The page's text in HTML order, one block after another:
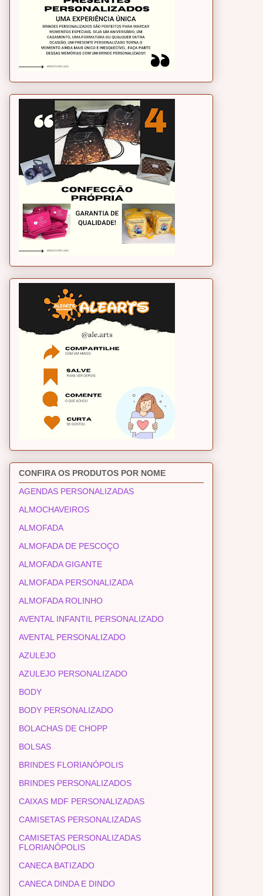
CONFIRA OS PRODUTOS POR NOME
AGENDAS PERSONALIZADAS
ALMOCHAVEIROS
ALMOFADA
ALMOFADA DE PESCOÇO
ALMOFADA GIGANTE
ALMOFADA PERSONALIZADA
ALMOFADA ROLINHO
AVENTAL INFANTIL PERSONALIZADO
AVENTAL PERSONALIZADO
AZULEJO
AZULEJO PERSONALIZADO
BODY
BODY PERSONALIZADO
BOLACHAS DE CHOPP
BOLSAS
BRINDES FLORIANÓPOLIS
BRINDES PERSONALIZADOS
CAIXAS MDF PERSONALIZADAS
CAMISETAS PERSONALIZADAS
CAMISETAS PERSONALIZADAS
FLORIANÓPOLIS
CANECA BATIZADO
CANECA DINDA E DINDO